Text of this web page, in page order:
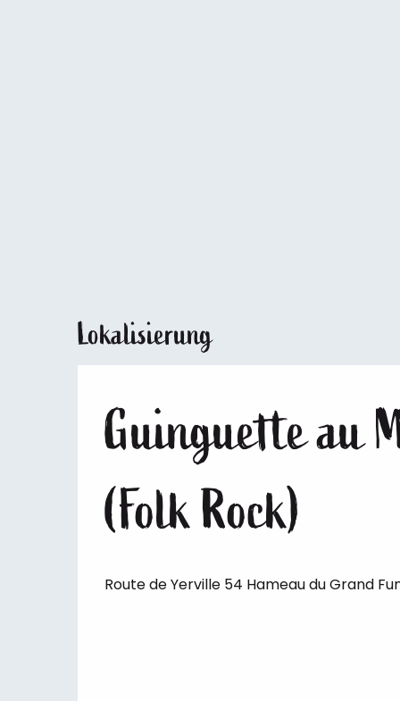
Lokalisierung
Guinguette au
(Folk Rock)
Route de Yerville 54 Hameau du Grand